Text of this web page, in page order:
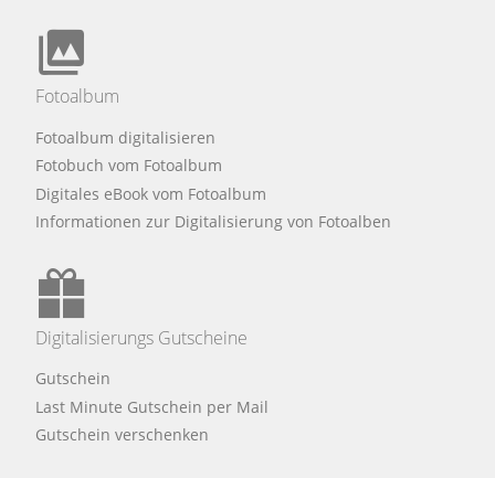
Fotoalbum
Fotoalbum digitalisieren
Fotobuch vom Fotoalbum
Digitales eBook vom Fotoalbum
Informationen zur Digitalisierung von Fotoalben
Digitalisierungs Gutscheine
Gutschein
Last Minute Gutschein per Mail
Gutschein verschenken